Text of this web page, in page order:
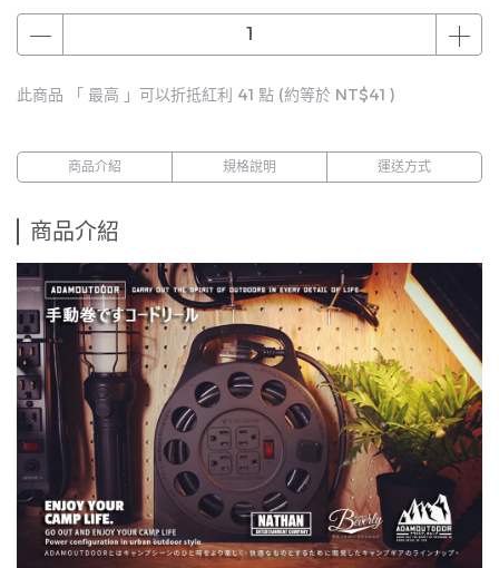
此商品 「 最高 」可以折抵紅利 41 點 (約等於 NT$41 )
商品介紹 規格說明 運送方式
商品介紹